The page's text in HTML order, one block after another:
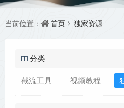
当前位置： 首页 独家资源
分类
截流工具 视频教程